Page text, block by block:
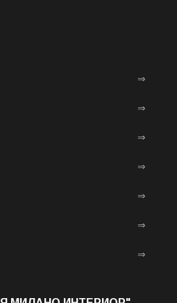
⇒
⇒
⇒
⇒
⇒
⇒
⇒